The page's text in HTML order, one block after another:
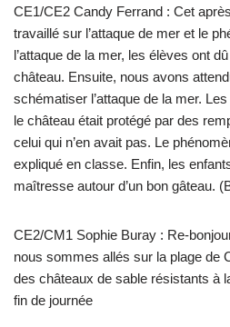
CE1/CE2 Candy Ferrand : Cet
travaillé sur l’attaque de mer et le
l’attaque de la mer, les élèves ont
château. Ensuite, nous avons
schématiser l’attaque de la mer.
le château était protégé par des
celui qui n’en avait pas. Le
expliqué en classe. Enfin, les
maîtresse autour d’un bon gâteau.
CE2/CM1 Sophie Buray : Re-
nous sommes allés sur la plage de
des châteaux de sable résistants à
fin de journée